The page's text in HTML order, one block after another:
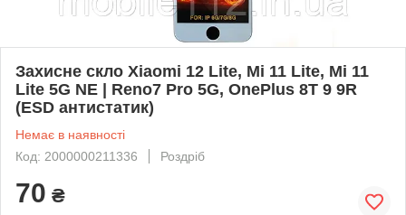
Захисне скло Xiaomi 12 Lite, Mi 11 Lite, Mi 11
Lite 5G NE | Reno7 Pro 5G, OnePlus 8T 9 9R
(ESD антистатик)
Немає в наявності
Код: 2000000211336
Роздріб
70 ₴